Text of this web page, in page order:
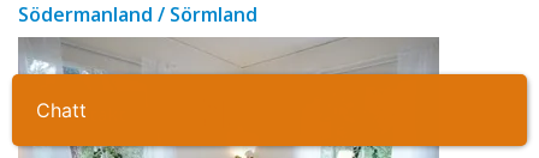
Ta kontakt
Södermanland / Sörmland